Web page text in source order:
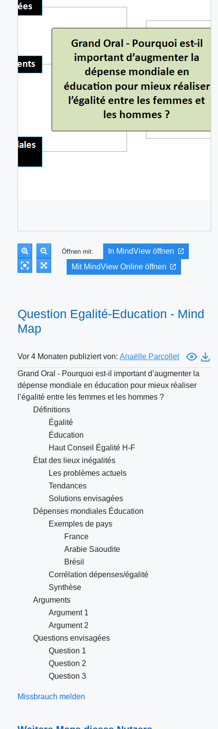
Öffnen mit:
In MindView öffnen
Mit MindView Online öffnen
Question Egalité-Education - Mind
Map
Vor 4 Monaten publiziert von: Anaëlle Parcollet
Grand Oral - Pourquoi est-il important d’augmenter la
dépense mondiale en éducation pour mieux réaliser
l’égalité entre les femmes et les hommes ?
Définitions
Égalité
Éducation
Haut Conseil Égalité H-F
État des lieux inégalités
Les problèmes actuels
Tendances
Solutions envisagées
Dépenses mondiales Éducation
Exemples de pays
France
Arabie Saoudite
Brésil
Corrélation dépenses/égalité
Synthèse
Arguments
Argument 1
Argument 2
Questions envisagées
Question 1
Question 2
Question 3
Missbrauch melden